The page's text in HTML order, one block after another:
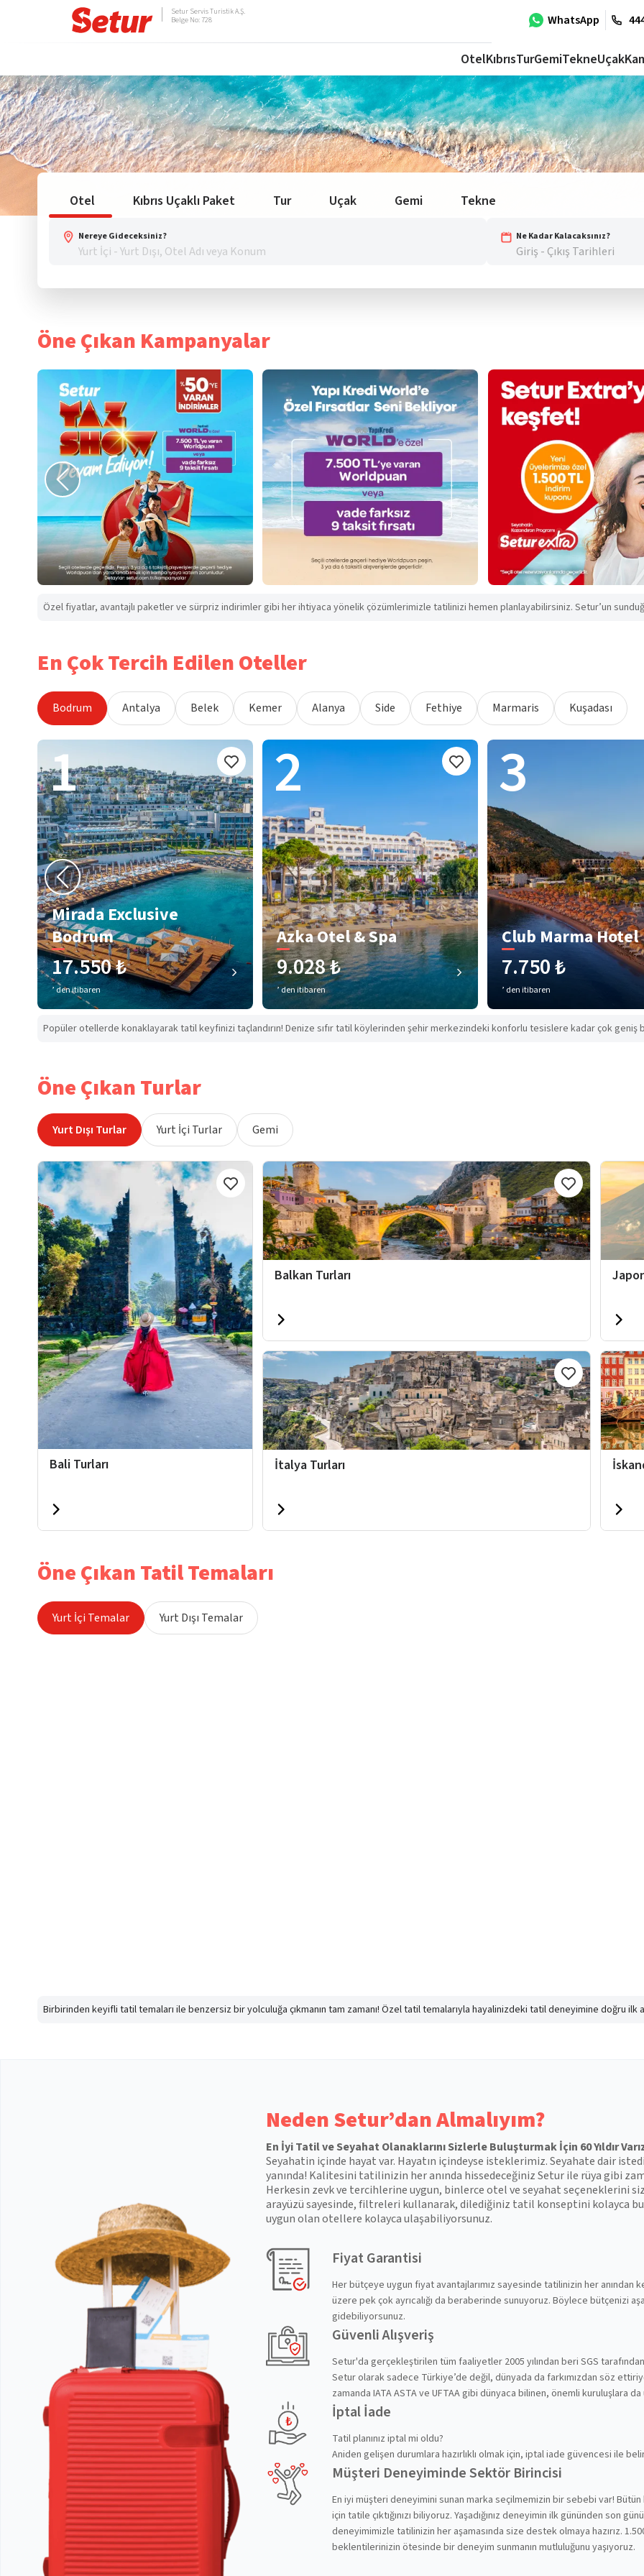
WhatsApp
Setur Servis Turistik A.Ş.
Belge No: 728
OtelKıbrısTurGemiTekneUçak
Otel Kıbrıs Uçaklı Paket Tur Uçak Gemi Tekne
Nereye Gideceksiniz? Ne Kadar Kalacaksınız?
Giriş - Çıkış Tarihleri
Öne Çıkan Kampanyalar
Özel fiyatlar, avantajlı paketler ve sürpriz indirimler gibi her ihtiyaca yönelik çözümlerimizle tatilinizi hemen planlayabilirsiniz. Setur’un
En Çok Tercih Edilen Oteller
Bodrum Antalya Belek Kemer Alanya Side Fethiye Marmaris Kuşadası
1
Mirada Exclusive
Bodrum
17.550 ₺
’ den itibaren
2
Azka Otel & Spa
9.028 ₺
’ den itibaren
3
Club Marma Hotel
7.750 ₺
’ den itibaren
Popüler otellerde konaklayarak tatil keyfinizi taçlandırın! Denize sıfır tatil köylerinden şehir merkezindeki konforlu tesislere kadar çok geniş
Öne Çıkan Turlar
Yurt Dışı Turlar Yurt İçi Turlar Gemi
Bali Turları
Balkan Turları
İtalya Turları
Öne Çıkan Tatil Temaları
Yurt İçi Temalar Yurt Dışı Temalar
Birbirinden keyifli tatil temaları ile benzersiz bir yolculuğa çıkmanın tam zamanı! Özel tatil temalarıyla hayalinizdeki tatil deneyimine doğru ilk
Neden Setur’dan Almalıyım?
En İyi Tatil ve Seyahat Olanaklarını Sizlerle Buluşturmak İçin 60 Yıldır
Seyahatin içinde hayat var. Hayatın içindeyse isteklerimiz. Seyahate dair
yanında! Kalitesini tatilinizin her anında hissedeceğiniz Setur ile rüya gibi
Herkesin zevk ve tercihlerine uygun, binlerce otel ve seyahat seçeneklerini
arayüzü sayesinde, filtreleri kullanarak, dilediğiniz tatil konseptini kolayca
uygun olan otellere kolayca ulaşabiliyorsunuz.
Fiyat Garantisi
Her bütçeye uygun fiyat avantajlarımız sayesinde tatilinizin her anından
üzere pek çok ayrıcalığı da beraberinde sunuyoruz. Böylece bütçenizi
gidebiliyorsunuz.
Güvenli Alışveriş
Setur'da gerçekleştirilen tüm faaliyetler 2005 yılından beri SGS
Setur olarak sadece Türkiye’de değil, dünyada da farkımızdan söz
zamanda IATA ASTA ve UFTAA gibi dünyaca bilinen, önemli kuruluşlara
İptal İade
Tatil planınız iptal mi oldu?
Aniden gelişen durumlara hazırlıklı olmak için, iptal iade güvencesi ile
Müşteri Deneyiminde Sektör Birincisi
En iyi müşteri deneyimini sunan marka seçilmemizin bir sebebi var!
için tatile çıktığınızı biliyoruz. Yaşadığınız deneyimin ilk gününden son
deneyimimizle tatilinizin her aşamasında size destek olmaya hazırız.
beklentilerinizin ötesinde bir deneyim sunmanın mutluluğunu yaşıyoruz.